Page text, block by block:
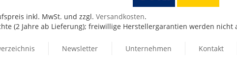
inkl. MwSt. und zzgl. Versandkosten.
(2 Jahre ab Lieferung); freiwillige Herstellergarantien werden nicht
Newsletter Unternehmen Kontakt